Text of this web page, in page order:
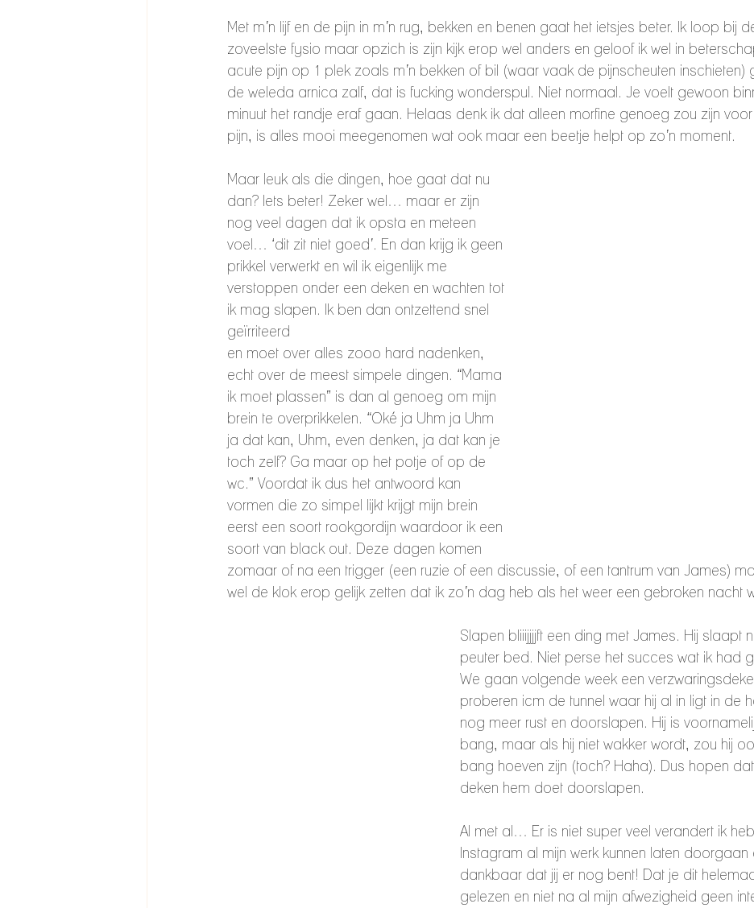
Met m’n lijf en de pijn in m’n rug, bekken en benen gaat het ietsjes beter. Ik loop bij
zoveelste fysio maar opzich is zijn kijk erop wel anders en geloof ik wel in
acute pijn op 1 plek zoals m’n bekken of bil (waar vaak de pijnscheuten inschieten)
de weleda arnica zalf, dat is fucking wonderspul. Niet normaal. Je voelt gewoon
minuut het randje eraf gaan. Helaas denk ik dat alleen morfine genoeg zou zijn
pijn, is alles mooi meegenomen wat ook maar een beetje helpt op zo’n moment.
Maar leuk als die dingen, hoe gaat dat nu
dan? Iets beter! Zeker wel… maar er zijn
nog veel dagen dat ik opsta en meteen
voel… ‘dit zit niet goed’. En dan krijg ik geen
prikkel verwerkt en wil ik eigenlijk me
verstoppen onder een deken en wachten tot
ik mag slapen. Ik ben dan ontzettend snel
geïrriteerd
en moet over alles zooo hard nadenken,
echt over de meest simpele dingen. “Mama
ik moet plassen” is dan al genoeg om mijn
brein te overprikkelen. “Oké ja Uhm ja Uhm
ja dat kan, Uhm, even denken, ja dat kan je
toch zelf? Ga maar op het potje of op de
wc.” Voordat ik dus het antwoord kan
vormen die zo simpel lijkt krijgt mijn brein
eerst een soort rookgordijn waardoor ik een
soort van black out. Deze dagen komen
zomaar of na een trigger (een ruzie of een discussie, of een tantrum van James)
wel de klok erop gelijk zetten dat ik zo’n dag heb als het weer een gebroken nacht
Slapen bliiijjjjft een ding met James. Hij slaapt
peuter bed. Niet perse het succes wat ik had
We gaan volgende week een
proberen icm de tunnel waar hij al in ligt in de
nog meer rust en doorslapen. Hij is
bang, maar als hij niet wakker wordt, zou hij
bang hoeven zijn (toch? Haha). Dus hopen
deken hem doet doorslapen.
Al met al… Er is niet super veel verandert ik
Instagram al mijn werk kunnen laten doorgaan
dankbaar dat jij er nog bent! Dat je dit
gelezen en niet na al mijn afwezigheid geen